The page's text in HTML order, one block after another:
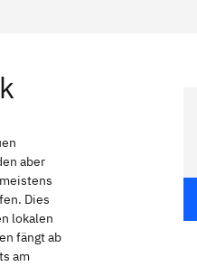
aber
Dies
lokalen
fängt ab
am